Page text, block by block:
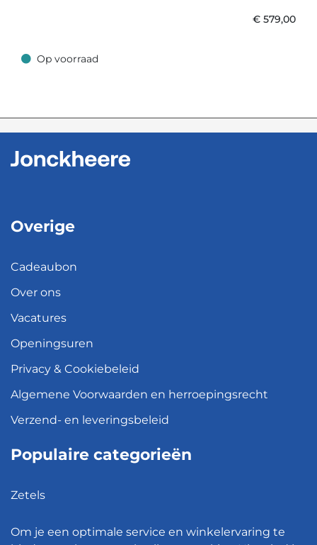
€ 579,00
Op voorraad
Op voorraad
Overige
Cadeaubon
Over ons
Vacatures
Openingsuren
Privacy & Cookiebeleid
Algemene Voorwaarden en herroepingsrecht
Verzend- en leveringsbeleid
Populaire categorieën
Zetels
Om je een optimale service en winkelervaring te